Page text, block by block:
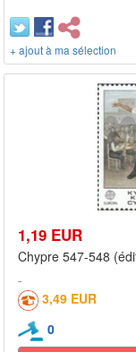
+ ajout à ma sélection
1,19 EUR
Chypre 547-548
3,49 EUR
0